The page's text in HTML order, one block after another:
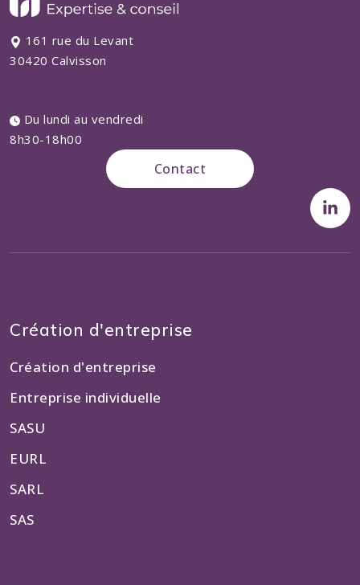
161 rue du Levant
30420 Calvisson
Du lundi au vendredi
8h30-18h00
Contact
Création d'entreprise
Création d'entreprise
Entreprise individuelle
SASU
EURL
SARL
SAS